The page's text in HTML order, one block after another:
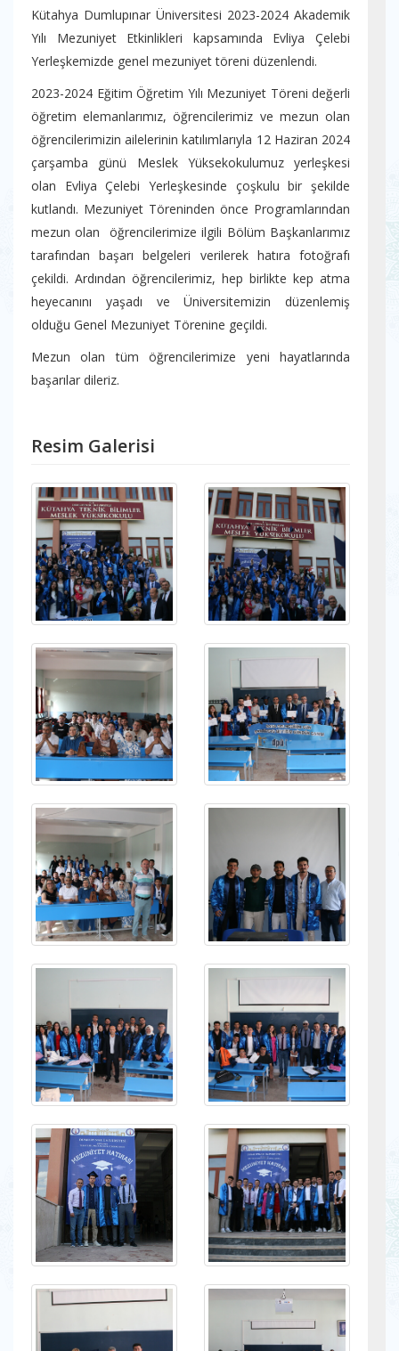
Kütahya Dumlupınar Üniversitesi 2023-2024 Akademik
Yılı Mezuniyet Etkinlikleri kapsamında Evliya Çelebi
Yerleşkemizde genel mezuniyet töreni düzenlendi.
2023-2024 Eğitim Öğretim Yılı Mezuniyet Töreni değerli
öğretim elemanlarımız, öğrencilerimiz ve mezun olan
öğrencilerimizin ailelerinin katılımlarıyla 12 Haziran 2024
çarşamba günü Meslek Yüksekokulumuz yerleşkesi
olan Evliya Çelebi Yerleşkesinde çoşkulu bir şekilde
kutlandı. Mezuniyet Töreninden önce Programlarından
mezun olan öğrencilerimize ilgili Bölüm Başkanlarımız
tarafından başarı belgeleri verilerek hatıra fotoğrafı
çekildi. Ardından öğrencilerimiz, hep birlikte kep atma
heyecanını yaşadı ve Üniversitemizin düzenlemiş
olduğu Genel Mezuniyet Törenine geçildi.
Mezun olan tüm öğrencilerimize yeni hayatlarında
başarılar dileriz.
Resim Galerisi